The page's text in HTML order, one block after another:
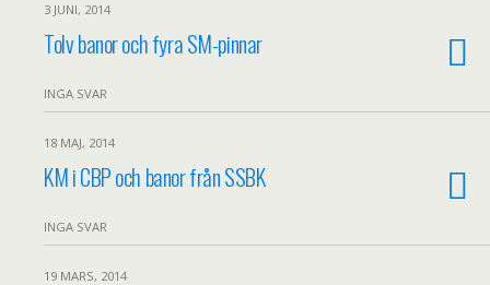
3 JUNI, 2014
Tolv banor och fyra SM-pinnar
INGA SVAR
18 MAJ, 2014
KM i CBP och banor från SSBK
INGA SVAR
19 MARS, 2014